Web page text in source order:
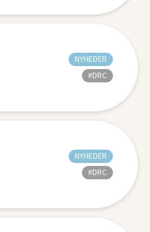
NYHEDER
#DRC
NYHEDER
#DRC